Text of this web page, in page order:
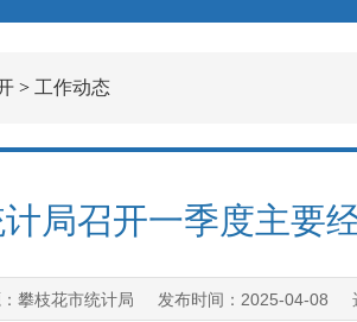
> 工作动态
局召开一季度主要
攀枝花市统计局 发布时间： 2025-04-08